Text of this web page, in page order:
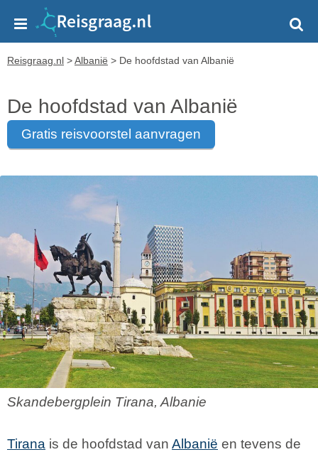
Reisgraag.nl >Albanië > De hoofdstad van Albanië
De hoofdstad van Albanië
gratis reisvoorstel aanvragen
Skandebergplein Tirana, Albanie
Tirana is de hoofdstad van Albanië en tevens de